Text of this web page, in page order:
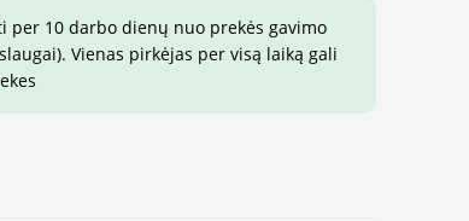
per 10 darbo dienų nuo prekės gavimo
Vienas pirkėjas per visą laiką gali